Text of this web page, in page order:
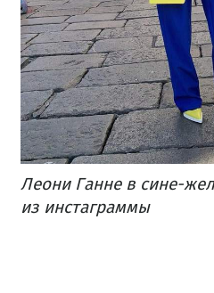
Леони Ганне в сине-
из инстаграммы